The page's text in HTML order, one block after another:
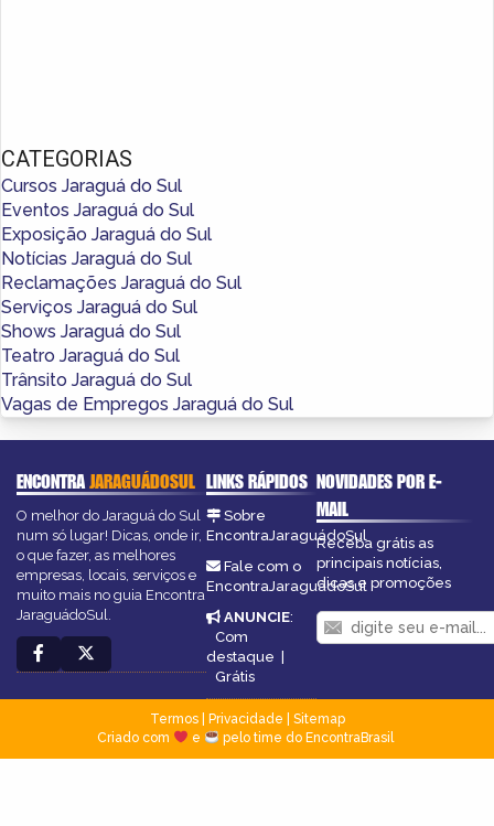
CATEGORIAS
Cursos Jaraguá do Sul
Eventos Jaraguá do Sul
Exposição Jaraguá do Sul
Notícias Jaraguá do Sul
Reclamações Jaraguá do Sul
Serviços Jaraguá do Sul
Shows Jaraguá do Sul
Teatro Jaraguá do Sul
Trânsito Jaraguá do Sul
Vagas de Empregos Jaraguá do Sul
ENCONTRAJARAGUÁDOSUL
O melhor do Jaraguá do Sul
num só lugar! Dicas, onde ir,
o que fazer, as melhores
empresas, locais, serviços e
muito mais no guia Encontra
JaraguádoSul.
LINKS RÁPIDOS
Sobre
EncontraJaraguádoSul
Fale com o
EncontraJaraguádoSul
ANUNCIE:
Com
destaque
Grátis
NOVIDADES POR E-
MAIL
Receba grátis as
principais notícias,
dicas e promoções
Termos| Privacidade
Sitemap
Criado com
e pelo time do EncontraBrasil